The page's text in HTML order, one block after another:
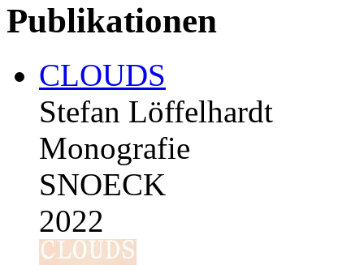
Publikationen
CLOUDS
Stefan Löffelhardt
Monografie
SNOECK
2022